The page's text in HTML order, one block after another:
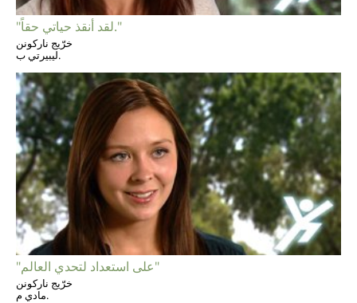
"لقد أنقذ حياتي حقاً."
خرّيج ناركونن
ليبيرتي ب.
"على استعداد لتحدي العالم"
خرّيج ناركونن
مادي م.